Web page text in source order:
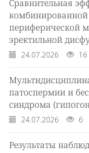
Сравнительная
периферической
эректильной
24.07.2026 16
патоспермии и
синдрома
24.07.2026 6
Результаты